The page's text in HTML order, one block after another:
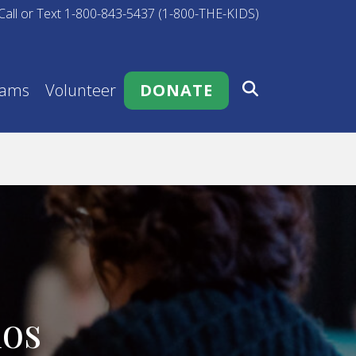
or Text 1-800-843-5437 (1-800-THE-KIDS)
Volunteer DONATE